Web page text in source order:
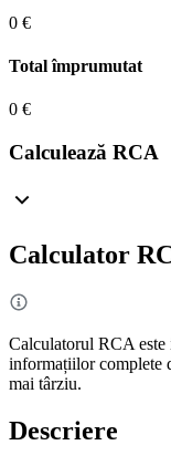
0 €
Total împrumutat
0 €
Calculează RCA
Calculator
Calculatorul RCA
informațiilor complete
mai târziu.
Descriere